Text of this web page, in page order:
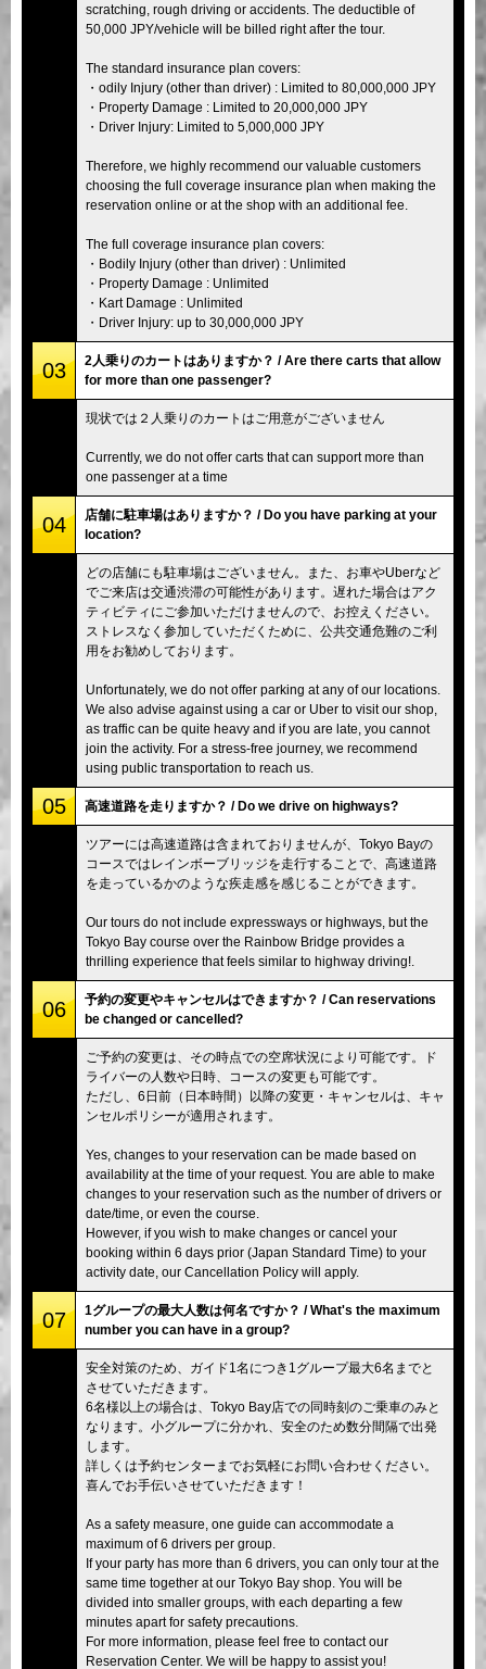
scratching, rough driving or accidents. The deductible of
50,000 JPY/vehicle will be billed right after the tour.
The standard insurance plan covers:
・odily Injury (other than driver) : Limited to 80,000,000 JPY
・Property Damage : Limited to 20,000,000 JPY
・Driver Injury: Limited to 5,000,000 JPY
Therefore, we highly recommend our valuable customers
choosing the full coverage insurance plan when making the
reservation online or at the shop with an additional fee.
The full coverage insurance plan covers:
・Bodily Injury (other than driver) : Unlimited
・Property Damage : Unlimited
・Kart Damage : Unlimited
・Driver Injury: up to 30,000,000 JPY
03
2人乗りのカートはありますか？ / Are there carts that allow
for more than one passenger?
現状では２人乗りのカートはご用意がございません
Currently, we do not offer carts that can support more than
one passenger at a time
04
店舗に駐車場はありますか？ / Do you have parking at your
location?
どの店舗にも駐車場はございません。また、お車やUberなど
でご来店は交通渋滞の可能性があります。遅れた場合はアク
ティビティにご参加いただけませんので、お控えください。
ストレスなく参加していただくために、公共交通危難のご利
用をお勧めしております。
Unfortunately, we do not offer parking at any of our locations.
We also advise against using a car or Uber to visit our shop,
as traffic can be quite heavy and if you are late, you cannot
join the activity. For a stress-free journey, we recommend
using public transportation to reach us.
05 高速道路を走りますか？ / Do we drive on highways?
ツアーには高速道路は含まれておりませんが、Tokyo Bayの
コースではレインボーブリッジを走行することで、高速道路
を走っているかのような疾走感を感じることができます。
Our tours do not include expressways or highways, but the
Tokyo Bay course over the Rainbow Bridge provides a
thrilling experience that feels similar to highway driving!.
06
予約の変更やキャンセルはできますか？ / Can reservations
be changed or cancelled?
ご予約の変更は、その時点での空席状況により可能です。ド
ライバーの人数や日時、コースの変更も可能です。
ただし、6日前（日本時間）以降の変更・キャンセルは、キャ
ンセルポリシーが適用されます。
Yes, changes to your reservation can be made based on
availability at the time of your request. You are able to make
changes to your reservation such as the number of drivers or
date/time, or even the course.
However, if you wish to make changes or cancel your
booking within 6 days prior (Japan Standard Time) to your
activity date, our Cancellation Policy will apply.
07
1グループの最大人数は何名ですか？ / What's the maximum
number you can have in a group?
安全対策のため、ガイド1名につき1グループ最大6名までと
させていただきます。
6名様以上の場合は、Tokyo Bay店での同時刻のご乗車のみと
なります。小グループに分かれ、安全のため数分間隔で出発
します。
詳しくは予約センターまでお気軽にお問い合わせください。
喜んでお手伝いさせていただきます！
As a safety measure, one guide can accommodate a
maximum of 6 drivers per group.
If your party has more than 6 drivers, you can only tour at the
same time together at our Tokyo Bay shop. You will be
divided into smaller groups, with each departing a few
minutes apart for safety precautions.
For more information, please feel free to contact our
Reservation Center. We will be happy to assist you!